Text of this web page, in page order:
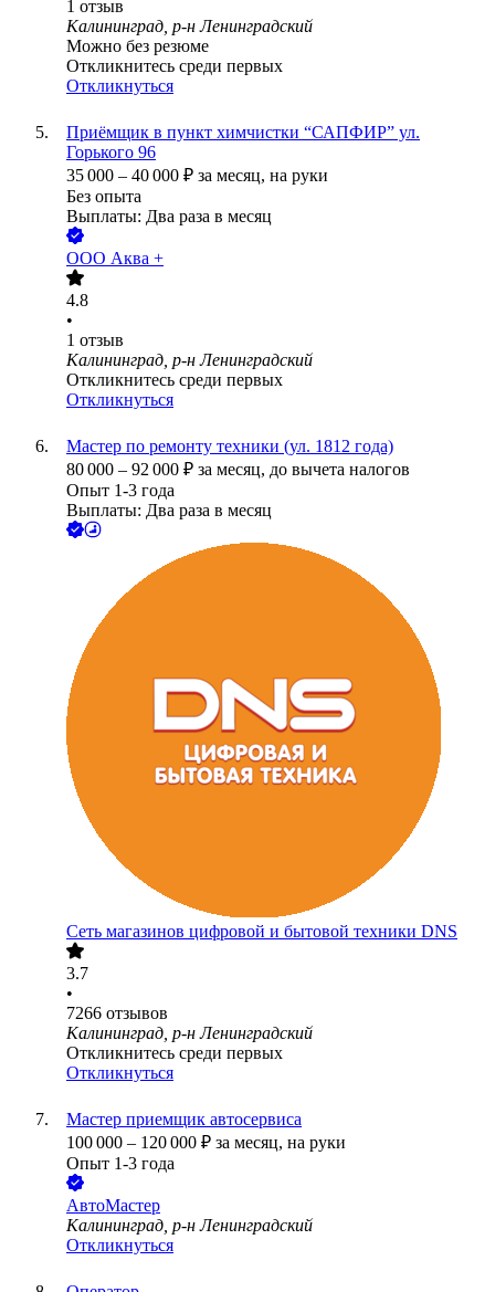
1 отзыв
Калининград, р-н Ленинградский
Можно без резюме
Откликнитесь среди первых
Откликнуться
Приёмщик в пункт химчистки “САПФИР” ул.
Горького 96
35 000 – 40 000 ₽ за месяц, на руки
Без опыта
Выплаты: Два раза в месяц
ООО Аква +
4.8
•
1 отзыв
Калининград, р-н Ленинградский
Откликнитесь среди первых
Откликнуться
Мастер по ремонту техники (ул. 1812 года)
80 000 – 92 000 ₽ за месяц, до вычета налогов
Опыт 1-3 года
Выплаты: Два раза в месяц
Сеть магазинов цифровой и бытовой техники DNS
3.7
•
7266 отзывов
Калининград, р-н Ленинградский
Откликнитесь среди первых
Откликнуться
Мастер приемщик автосервиса
100 000 – 120 000 ₽ за месяц, на руки
Опыт 1-3 года
АвтоМастер
Калининград, р-н Ленинградский
Откликнуться